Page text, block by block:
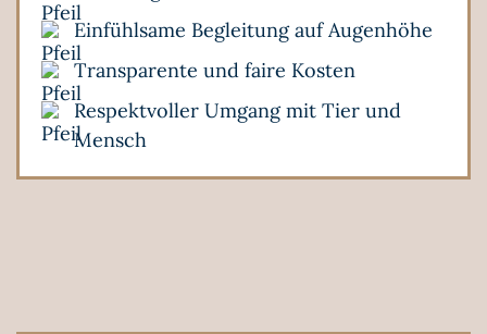
Einfühlsame Begleitung auf Augenhöhe
Transparente und faire Kosten
Respektvoller Umgang mit Tier und
Mensch